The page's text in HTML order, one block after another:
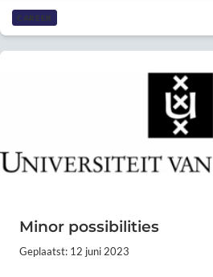
CAREER
Minor possibilities
Geplaatst: 12 juni 2023